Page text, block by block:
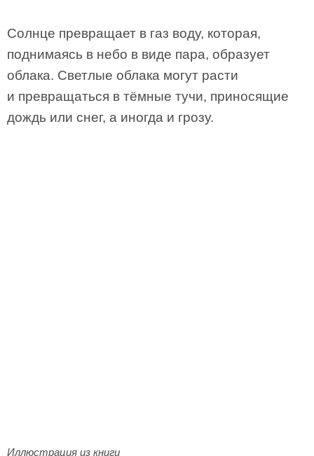
Солнце превращает в газ воду, которая,
поднимаясь в небо в виде пара, образует
облака. Светлые облака могут расти
и превращаться в тёмные тучи, приносящие
дождь или снег, а иногда и грозу.
Иллюстрация из книги